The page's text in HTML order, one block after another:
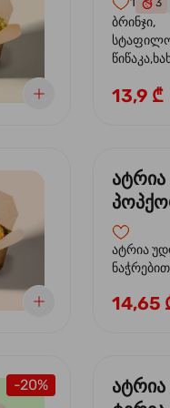
3
ბრინჯი,
სოუსი,
13,9 ₾
ატრია
სოსუით
ატრია
ნაჭრებით,
ნიორი)
14,65
-20%